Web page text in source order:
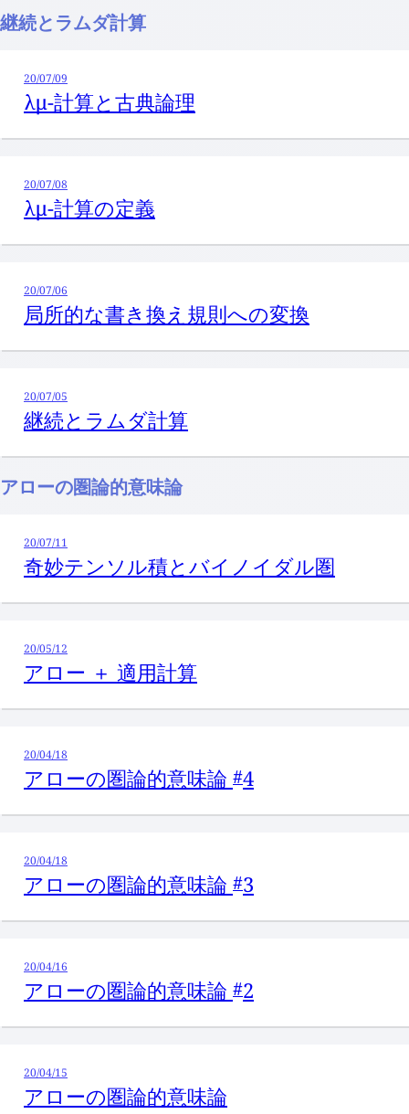
継続とラムダ計算
20/07/09
λμ-計算と古典論理
20/07/08
λμ-計算の定義
20/07/06
局所的な書き換え規則への変換
20/07/05
継続とラムダ計算
アローの圏論的意味論
20/07/11
奇妙テンソル積とバイノイダル圏
20/05/12
アロー ＋ 適用計算
20/04/18
アローの圏論的意味論 #4
20/04/18
アローの圏論的意味論 #3
20/04/16
アローの圏論的意味論 #2
20/04/15
アローの圏論的意味論